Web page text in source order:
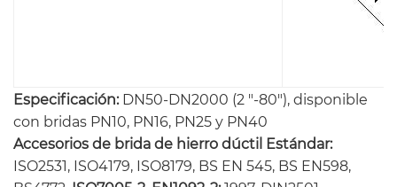
Especificación:DN50-DN2000 (2 "-80"), disponible
con bridas PN10, PN16, PN25 y PN40
Accesorios de brida de hierro dúctil Estándar:
ISO2531, ISO4179, ISO8179, BS EN 545, BS EN598,